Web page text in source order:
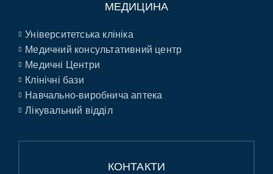
МЕДИЦИНА
Університетська клініка
Медичний консультативний центр
Медичні Центри
Клінічні бази
Навчально-виробнича аптека
Лікувальний відділ
КОНТАКТИ